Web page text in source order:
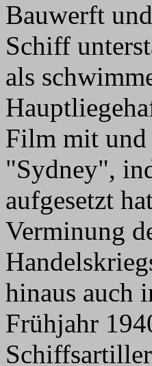
Bauwerft
Schiff
als
Film mit und
"Sydney",
aufgesetzt
Verminung
hinaus auch
Frühjahr